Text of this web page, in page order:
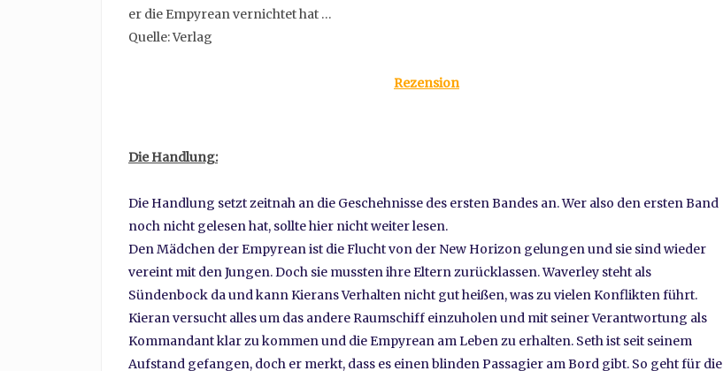
er die Empyrean vernichtet hat …
Quelle: Verlag
Rezension
Die Handlung:
Die Handlung setzt zeitnah an die Geschehnisse des ersten Bandes an. Wer also den ersten Band
noch nicht gelesen hat, sollte hier nicht weiter lesen.
Den Mädchen der Empyrean ist die Flucht von der New Horizon gelungen und sie sind wieder
vereint mit den Jungen. Doch sie mussten ihre Eltern zurücklassen. Waverley steht als
Sündenbock da und kann Kierans Verhalten nicht gut heißen, was zu vielen Konflikten führt.
Kieran versucht alles um das andere Raumschiff einzuholen und mit seiner Verantwortung als
Kommandant klar zu kommen und die Empyrean am Leben zu erhalten. Seth ist seit seinem
Aufstand gefangen, doch er merkt, dass es einen blinden Passagier am Bord gibt. So geht für die